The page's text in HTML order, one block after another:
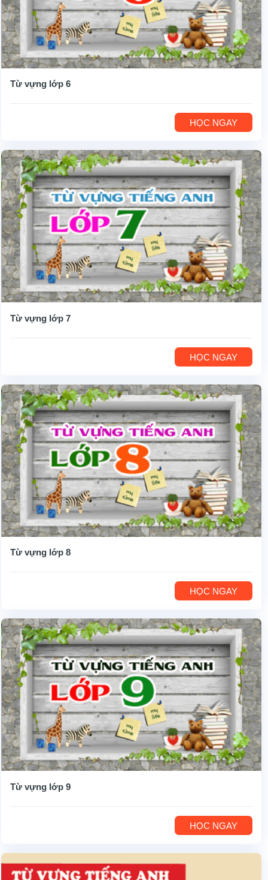
Từ vựng lớp 6
HỌC NGAY
Từ vựng lớp 7
HỌC NGAY
Từ vựng lớp 8
HỌC NGAY
Từ vựng lớp 9
HỌC NGAY